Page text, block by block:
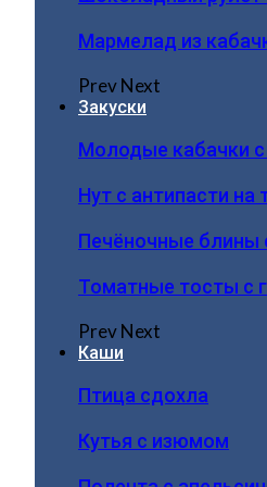
Мармелад из
PrevNext
Закуски
Молодые кабачки с
Нут с антипасти на
Печёночные блины
Томатные тосты с
PrevNext
Каши
Птица сдохла
Кутья с изюмом